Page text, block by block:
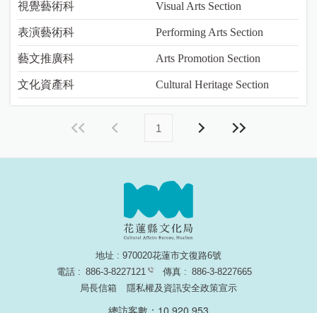
視覺藝術科 Visual Arts Section
表演藝術科 Performing Arts Section
藝文推廣科 Arts Promotion Section
文化資產科 Cultural Heritage Section
1
地址 : 970020花蓮市文復路6號
電話 : 886-3-8227121 傳真 : 886-3-8227665
局長信箱
隱私權及資訊安全政策宣示